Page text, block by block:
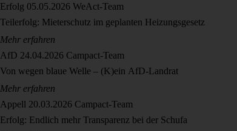
Erfolg 05.05.2026 WeAct-Team
Teilerfolg: Mieterschutz im geplanten Heizungsgesetz
Mehr erfahren
AfD 24.04.2026 Campact-Team
Von wegen blaue Welle – (K)ein AfD-Landrat
Mehr erfahren
Appell 20.03.2026 Campact-Team
Erfolg: Endlich mehr Transparenz bei der Schufa